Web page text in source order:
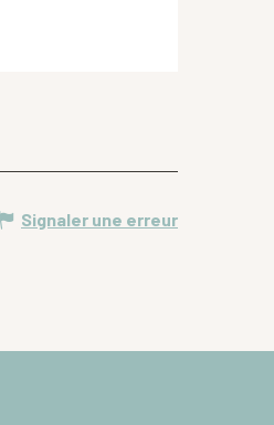
Signaler une erreur